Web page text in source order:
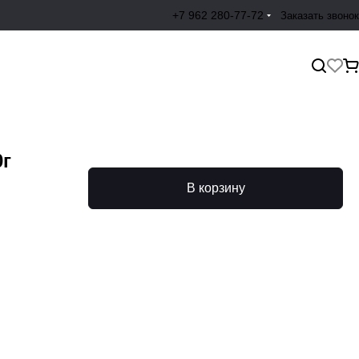
+7 962 280-77-72 Заказать звонок
В корзину